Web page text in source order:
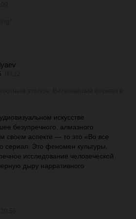
искусстве
безупречного, алмазного
своем аспекте — то это «Во все
сериал. Это феномен культуры,
исследование человеческой
дыру нарративного